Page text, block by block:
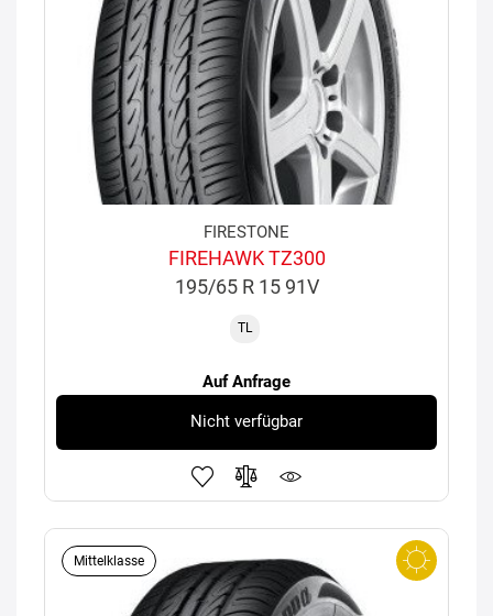
FIRESTONE
FIREHAWK TZ300
195/65 R 15 91V
TL
Auf Anfrage
Nicht verfügbar
Mittelklasse